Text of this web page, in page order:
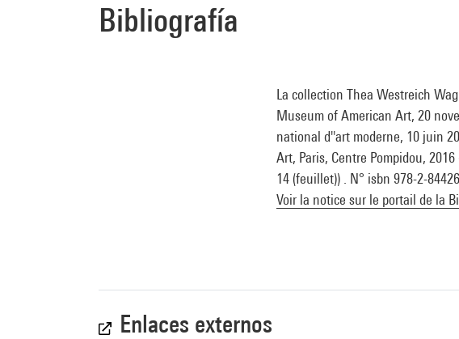
Bibliografía
La collection Thea Westreich
Museum of American Art, 20
national d''art moderne, 10 juin
Art, Paris, Centre Pompidou,
14 (feuillet)) . N° isbn 978-2-
Voir la notice sur le portail de la
Enlaces externos